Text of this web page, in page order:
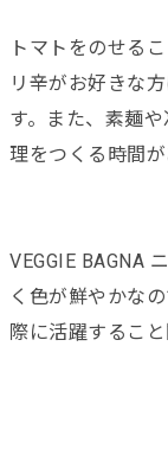
トマトをのせる
リ辛がお好きな
す。また、素麺
理をつくる時間が
VEGGIE BAGNA
く色が鮮やかな
際に活躍すること